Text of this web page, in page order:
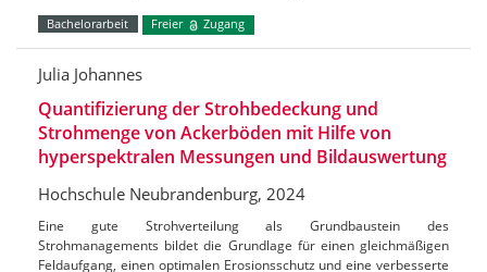
Bachelorarbeit Freier Zugang
Julia Johannes
Quantifizierung der Strohbedeckung und
Strohmenge von Ackerböden mit Hilfe von
hyperspektralen Messungen und Bildauswertung
Hochschule Neubrandenburg, 2024
Eine gute Strohverteilung als Grundbaustein des
Strohmanagements bildet die Grundlage für einen gleichmäßigen
Feldaufgang, einen optimalen Erosionsschutz und eine verbesserte